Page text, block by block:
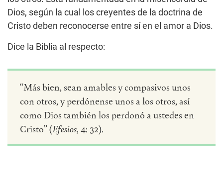
Dios, según la cual los creyentes de la doctrina de
Cristo deben reconocerse entre sí en el amor a Dios.
Dice la Biblia al respecto:
“Más bien, sean amables y compasivos unos
con otros, y perdónense unos a los otros, así
como Dios también los perdonó a ustedes en
Cristo” (Efesios, 4: 32).